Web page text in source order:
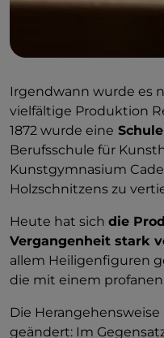
Irgendwann wurde es
vielfältige Produktion
1872 wurde eine
Berufsschule für
Kunstgymnasium
Holzschnitzens zu
Heute hat sich die
Vergangenheit stark
allem Heiligenfiguren
die mit einem profanen
Die
geändert: Im